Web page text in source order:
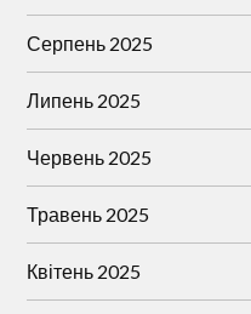
Серпень 2025
Липень 2025
Червень 2025
Травень 2025
Квітень 2025